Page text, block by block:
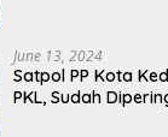
June 13, 2024
Satpol PP Kota
PKL, Sudah